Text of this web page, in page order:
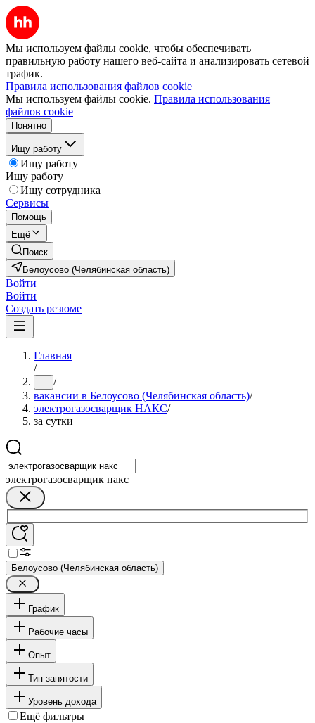
Мы используем файлы cookie, чтобы обеспечивать
правильную работу нашего веб-сайта и анализировать сетевой
трафик.
Правила использования файлов cookie
Мы используем файлы cookie. Правила использования
файлов cookie
Понятно
Ищу работу
Ищу работу
Ищу работу
Ищу сотрудника
Сервисы
Помощь
Ещё
Поиск
Белоусово (Челябинская область)
Войти
Войти
Создать резюме
Главная
/
... /
вакансии в Белоусово (Челябинская область)/
электрогазосварщик НАКС/
за сутки
электрогазосварщик накс
Белоусово (Челябинская область)
График
Рабочие часы
Опыт
Тип занятости
Уровень дохода
Ещё фильтры